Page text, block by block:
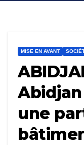
MISE EN AVANT
une